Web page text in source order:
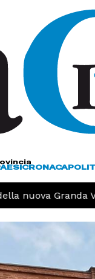
CRONACA
Granda